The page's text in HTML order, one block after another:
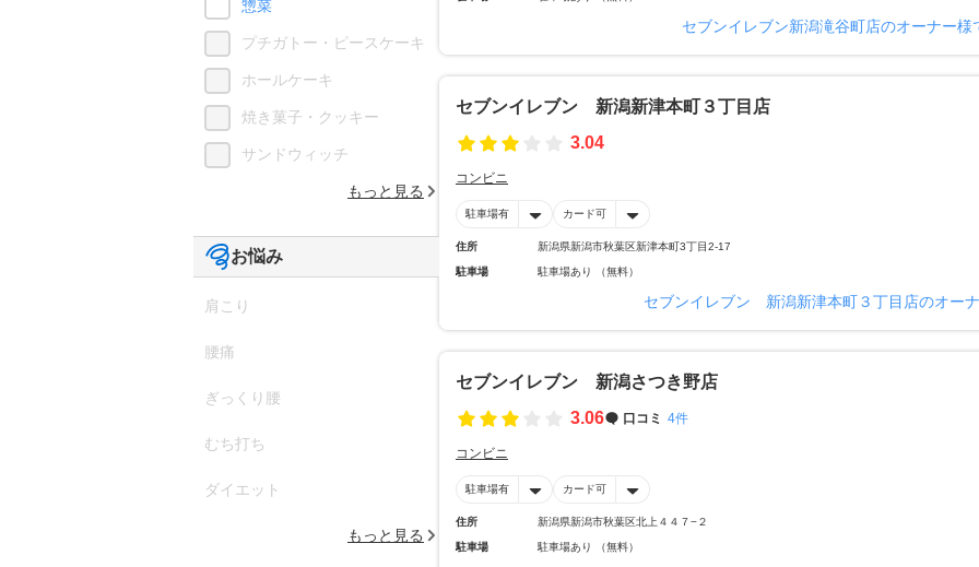
セブンイレブン新潟滝谷町店のオーナー様
セブンイレブン 新潟新津本町３丁目店
3.04
コンビニ
駐車場有 カード可
住所 新潟県新潟市秋葉区新津本町3丁目2-17
駐車場 駐車場あり （無料）
セブンイレブン 新潟新津本町３丁目店のオー
セブンイレブン 新潟さつき野店
3.06
口コミ 4件
コンビニ
駐車場有 カード可
住所 新潟県新潟市秋葉区北上４４７−２
駐車場 駐車場あり （無料）
惣菜
プチガトー・ピースケーキ
ホールケーキ
焼き菓子・クッキー
サンドウィッチ
もっと見る
お悩み
肩こり
腰痛
ぎっくり腰
むち打ち
ダイエット
もっと見る